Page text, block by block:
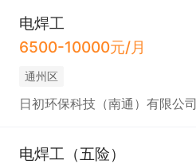
电焊工
6500-10000元/月
通州区
日初环保科技（南通）有限公司
电焊工（五险）